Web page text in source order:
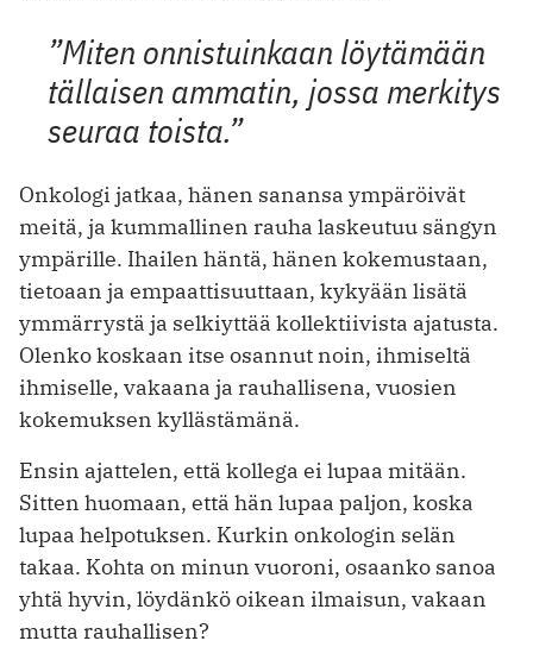
”Miten onnistuinkaan löytämään
tällaisen ammatin, jossa merkitys
seuraa toista.”
Onkologi jatkaa, hänen sanansa ympäröivät
meitä, ja kummallinen rauha laskeutuu sängyn
ympärille. Ihailen häntä, hänen kokemustaan,
tietoaan ja empaattisuuttaan, kykyään lisätä
ymmärrystä ja selkiyttää kollektiivista ajatusta.
Olenko koskaan itse osannut noin, ihmiseltä
ihmiselle, vakaana ja rauhallisena, vuosien
kokemuksen kyllästämänä.
Ensin ajattelen, että kollega ei lupaa mitään.
Sitten huomaan, että hän lupaa paljon, koska
lupaa helpotuksen. Kurkin onkologin selän
takaa. Kohta on minun vuoroni, osaanko sanoa
yhtä hyvin, löydänkö oikean ilmaisun, vakaan
mutta rauhallisen?